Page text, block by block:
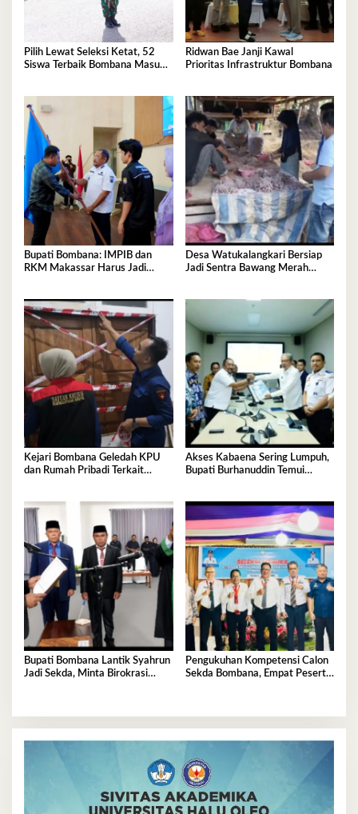
Pilih Lewat Seleksi Ketat, 52
Siswa Terbaik Bombana Masuk
Ridwan Bae Janji Kawal
Prioritas Infrastruktur Bombana
Bupati Bombana: IMPIB dan
RKM Makassar Harus Jadi
Desa Watukalangkari Bersiap
Jadi Sentra Bawang Merah
Kejari Bombana Geledah KPU
dan Rumah Pribadi Terkait
Akses Kabaena Sering Lumpuh,
Bupati Burhanuddin Temui
Bupati Bombana Lantik Syahrun
Jadi Sekda, Minta Birokrasi
Pengukuhan Kompetensi Calon
Sekda Bombana, Empat Peserta